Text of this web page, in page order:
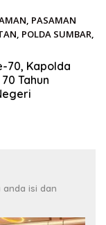
, PASAMAN
, POLDA SUMBAR,
70, Kapolda
Tahun
anda isi dan